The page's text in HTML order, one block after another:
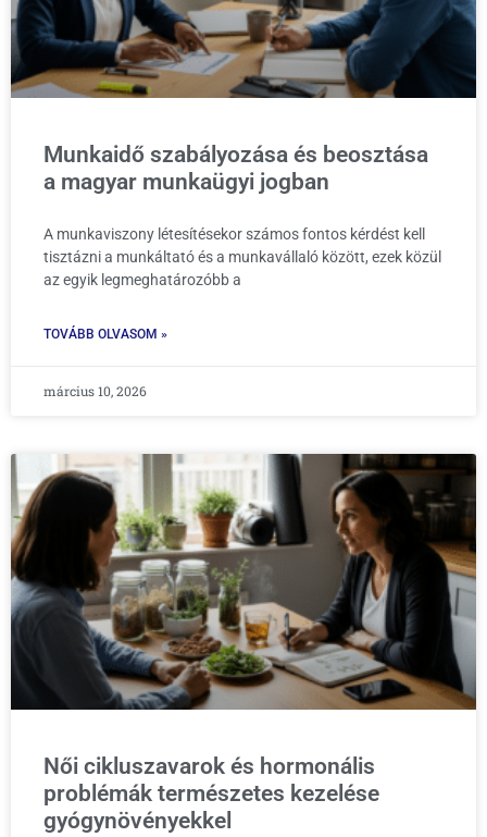
Munkaidő szabályozása és beosztása
a magyar munkaügyi jogban
A munkaviszony létesítésekor számos fontos kérdést kell
tisztázni a munkáltató és a munkavállaló között, ezek közül
az egyik legmeghatározóbb a
TOVÁBB OLVASOM »
március 10, 2026
Női cikluszavarok és hormonális
problémák természetes kezelése
gyógynövényekkel